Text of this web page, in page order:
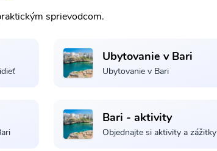
sprievodcom.
Ubytovanie v Bari
Ubytovanie v Bari
Bari - aktivity
Objednajte si aktivity a zážitky